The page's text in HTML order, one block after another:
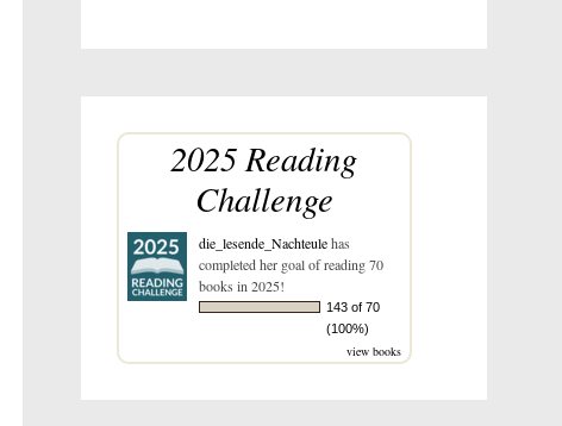
2025 Reading
Challenge
die_lesende_Nachteulehas
completed her goal of reading 70
books in 2025!
143 of 70
(100%)
view books